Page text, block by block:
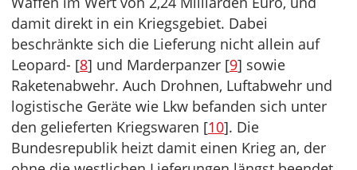
damit direkt in ein Kriegsgebiet. Dabei
beschränkte sich die Lieferung nicht allein auf
Leopard- [8] und Marderpanzer [9] sowie
Raketenabwehr. Auch Drohnen, Luftabwehr und
logistische Geräte wie Lkw befanden sich unter
den gelieferten Kriegswaren [10]. Die
Bundesrepublik heizt damit einen Krieg an, der